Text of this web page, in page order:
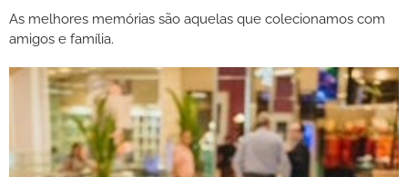
As melhores memórias são aquelas que colecionamos com
amigos e família.